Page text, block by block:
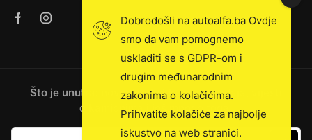
Što je unutra: novosti, ekskluzivna prodaja, vijesti
o kamionima i još mnogo toga!
Dobrodošli na autoalfa.ba Ovdje
smo da vam pomognemo
uskladiti se s GDPR-om i
drugim međunarodnim
zakonima o kolačićima.
Prihvatite kolačiće za najbolje
iskustvo na web stranici.